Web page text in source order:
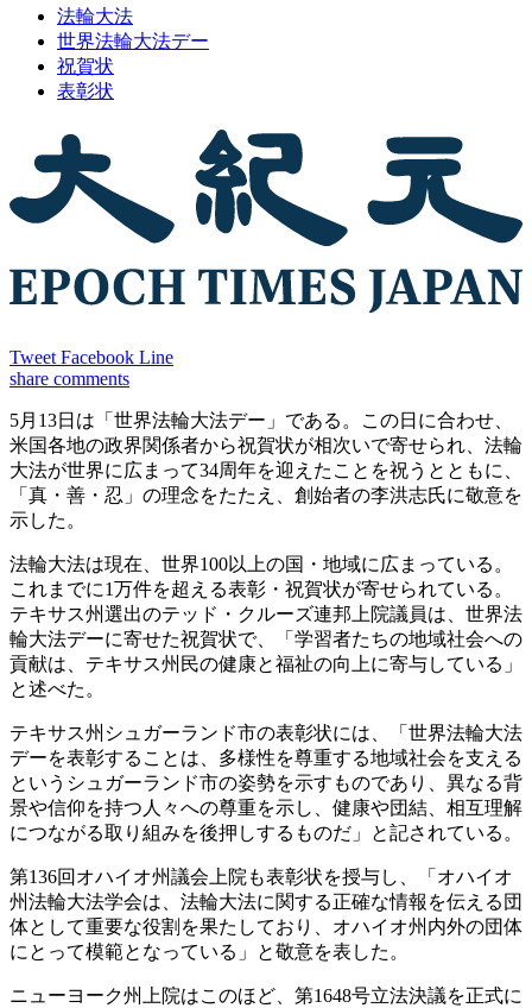
法輪大法
世界法輪大法デー
祝賀状
表彰状
Tweet Facebook Line
share comments
5月13日は「世界法輪大法デー」である。この日に合わせ、
米国各地の政界関係者から祝賀状が相次いで寄せられ、法輪
大法が世界に広まって34周年を迎えたことを祝うとともに、
「真・善・忍」の理念をたたえ、創始者の李洪志氏に敬意を
示した。
法輪大法は現在、世界100以上の国・地域に広まっている。
これまでに1万件を超える表彰・祝賀状が寄せられている。
テキサス州選出のテッド・クルーズ連邦上院議員は、世界法
輪大法デーに寄せた祝賀状で、「学習者たちの地域社会への
貢献は、テキサス州民の健康と福祉の向上に寄与している」
と述べた。
テキサス州シュガーランド市の表彰状には、「世界法輪大法
デーを表彰することは、多様性を尊重する地域社会を支える
というシュガーランド市の姿勢を示すものであり、異なる背
景や信仰を持つ人々への尊重を示し、健康や団結、相互理解
につながる取り組みを後押しするものだ」と記されている。
第136回オハイオ州議会上院も表彰状を授与し、「オハイオ
州法輪大法学会は、法輪大法に関する正確な情報を伝える団
体として重要な役割を果たしており、オハイオ州内外の団体
にとって模範となっている」と敬意を表した。
ニューヨーク州上院はこのほど、第1648号立法決議を正式に